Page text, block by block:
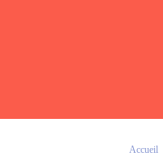
Accueil